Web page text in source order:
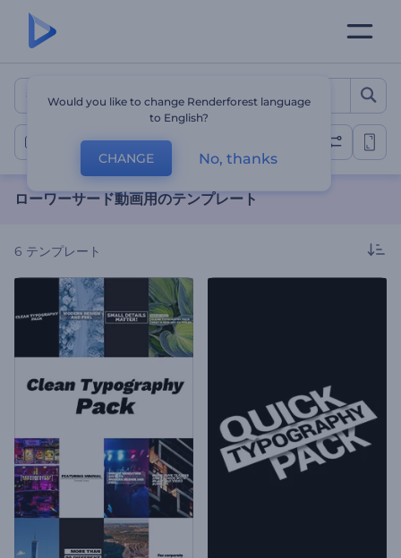
ローワーサード動画用のテン
ローワーサーズ動画
ローワーサード動画用のテンプレート
6 テンプレート
Would you like to change Renderforest language
to English?
CHANGE No, thanks